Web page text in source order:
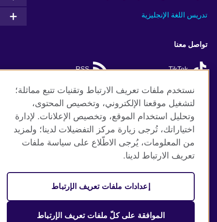
تدريس اللغة الإنجليزية
تواصل معنا
RSS TikTok
موقع المجلس الثقافي البريطاني العالمي
الخصوصية وشروط الاستخدام
ملفات تعريف الإرتباط
خريطة الموقع
منظمة المملكة المتحدة الدولية للعلاقات الثقافية والفرص
نستخدم ملفات تعريف الارتباط وتقنيات تتبع مماثلة؛
لتشغيل موقعنا الإلكتروني، وتخصيص المحتوى،
وتحليل استخدام الموقع، وتخصيص الإعلانات. لإدارة
اختياراتك، تُرجى زيارة مركز التفضيلات لدينا؛ ولمزيد
من المعلومات، يُرجى الاطّلاع على سياسة ملفات
تعريف الارتباط لدينا.
إعدادات ملفات تعريف الإرتباط
الموافقة على كلّ ملفات تعريف الإرتباط